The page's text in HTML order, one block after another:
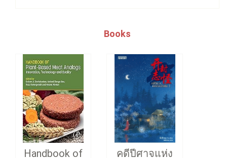
Books
Handbook of
คดีปีศาจแห่ง